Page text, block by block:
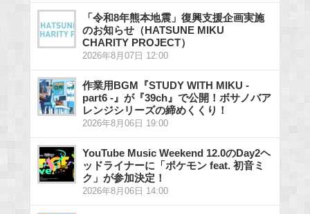
「令和8年熊本地震」復興支援企画実施
のお知らせ（HATSUNE MIKU
CHARITY PROJECT）
2026年8月07日 12:00
作業用BGM『STUDY WITH MIKU -
part6 -』が『39ch』で公開！ボサノバア
レンジシリーズの締めくくり！
2026年8月06日 19:00
YouTube Music Weekend 12.0のDay2ヘ
ッドライナーに「ポケモン feat. 初音ミ
ク」が参加決定！
2026年8月06日 14:00